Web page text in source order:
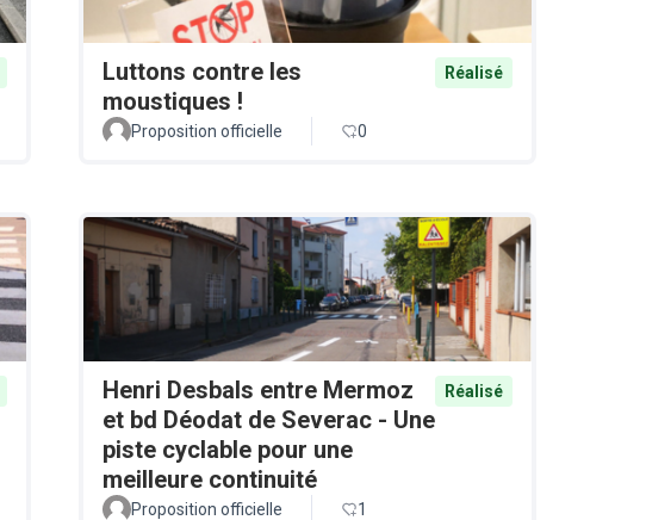
Luttons contre les
moustiques !
Réalisé
Proposition officielle 0
Henri Desbals entre Mermoz
et bd Déodat de Severac - Une
piste cyclable pour une
meilleure continuité
Réalisé
Proposition officielle 1